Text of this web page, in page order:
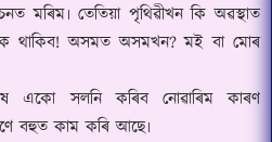
মৰিম৷ তেতিয়া পৃথিৱীখন কি অৱস্থাত
থাকিব!অসমত অসমখন?মই বা মোৰ
একো সলনি কৰিব নোৱাৰিম কাৰণ
বহুত কাম কৰি আছে৷